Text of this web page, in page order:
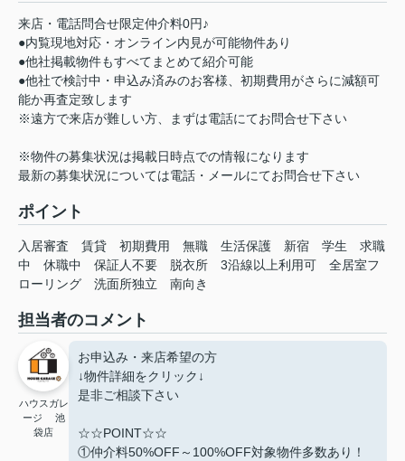
来店・電話問合せ限定仲介料0円♪
●内覧現地対応・オンライン内見が可能物件あり
●他社掲載物件もすべてまとめて紹介可能
●他社で検討中・申込み済みのお客様、初期費用がさらに減額可
能か再査定致します
※遠方で来店が難しい方、まずは電話にてお問合せ下さい
※物件の募集状況は掲載日時点での情報になります
最新の募集状況については電話・メールにてお問合せ下さい
ポイント
入居審査 賃貸 初期費用 無職 生活保護 新宿 学生
求職
中
休職中 保証人不要 脱衣所 3沿線以上利用可
全居室フ
ローリング
洗面所独立 南向き
担当者のコメント
ハウスガレ
ージ 池
袋店
お申込み・来店希望の方
↓物件詳細をクリック↓
是非ご相談下さい
☆☆POINT☆☆
①仲介料50%OFF～100%OFF対象物件多数あり！